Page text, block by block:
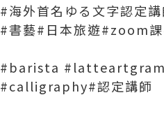
#海外首名ゆる文字認定
#書藝#日本旅遊#zoom
#barista #latteartgram
#calligraphy#認定講師